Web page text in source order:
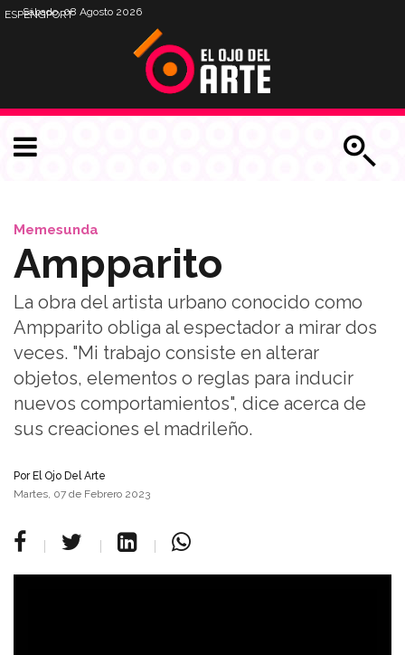
Sábado, 08 Agosto 2026
ESPENGPORT
Memesunda
Ampparito
La obra del artista urbano conocido como
Ampparito obliga al espectador a mirar dos
veces. "Mi trabajo consiste en alterar
objetos, elementos o reglas para inducir
nuevos comportamientos", dice acerca de
sus creaciones el madrileño.
Por El Ojo Del Arte
Martes, 07 de Febrero 2023